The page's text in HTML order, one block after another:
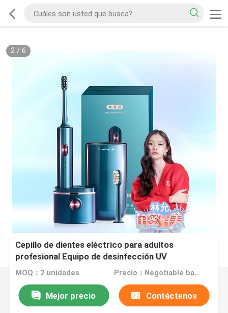
2/ 6
Cepillo de dientes eléctrico para adultos
profesional Equipo de desinfección UV
personalizable y estuche de viaje
MOQ：2 unidades Precio：Negotiable based on order lot quantity
Mejor precio Contáctenos